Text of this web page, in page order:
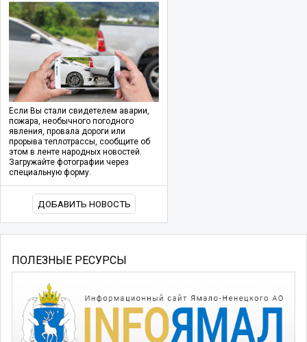
Если Вы стали свидетелем аварии,
пожара, необычного погодного
явления, провала дороги или
прорыва теплотрассы, сообщите об
этом в ленте народных новостей.
Загружайте фотографии через
специальную форму.
ДОБАВИТЬ НОВОСТЬ
ПОЛЕЗНЫЕ РЕСУРСЫ